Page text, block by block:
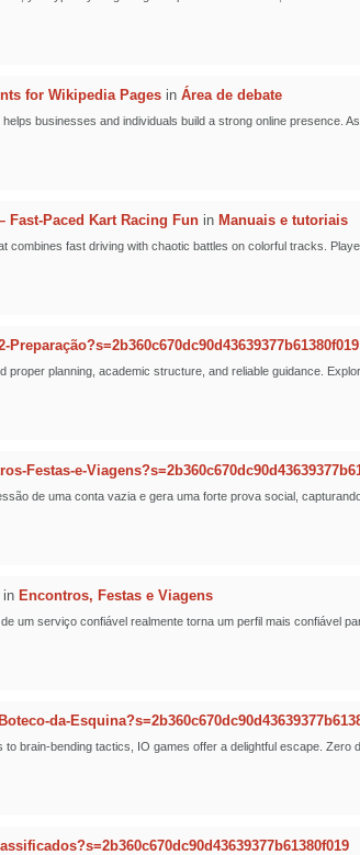
for Wikipedia Pages in Área de debate
businesses and individuals build a strong online presence. As
Fast-Paced Kart Racing Fun in Manuais e tutoriais
fast driving with chaotic battles on colorful tracks.
Preparação?s=2b360c670dc90d43639377b61380f019
planning, academic structure, and reliable guidance.
Festas-e-
de uma conta vazia e gera uma forte prova social,
in Encontros, Festas e Viagens
um serviço confiável realmente torna um perfil mais confiável
da-
brain-bending tactics, IO games offer a delightful escape. Zero